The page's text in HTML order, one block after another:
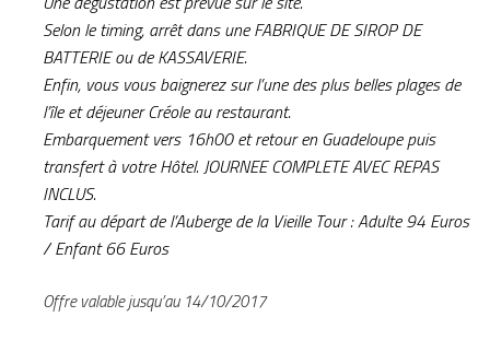
Selon le timing, arrêt dans une FABRIQUE DE SIROP DE
BATTERIE ou de KASSAVERIE.
Enfin, vous vous baignerez sur l’une des plus belles plages de
l’île et déjeuner Créole au restaurant.
Embarquement vers 16h00 et retour en Guadeloupe puis
transfert à votre Hôtel. JOURNEE COMPLETE AVEC REPAS
INCLUS.
Tarif au départ de l’Auberge de la Vieille Tour : Adulte 94 Euros
/ Enfant 66 Euros
Offre valable jusqu’au 14/10/2017